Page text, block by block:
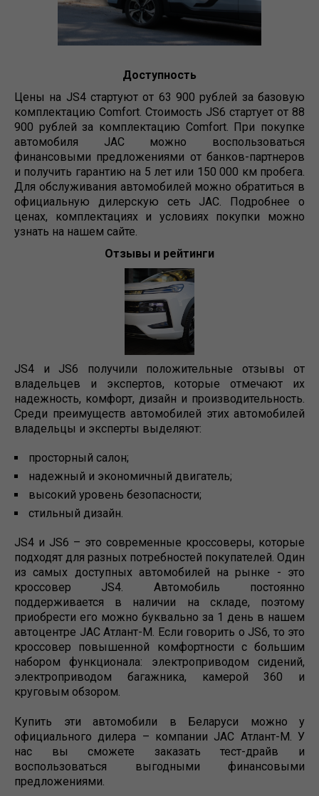
Доступность
Цены на JS4 стартуют от 63 900 рублей за базовую
комплектацию Comfort. Стоимость JS6 стартует от 88
900 рублей за комплектацию Comfort. При покупке
автомобиля JAC можно воспользоваться
финансовыми предложениями от банков-партнеров
и получить гарантию на 5 лет или 150 000 км пробега.
Для обслуживания автомобилей можно обратиться в
официальную дилерскую сеть JAC. Подробнее о
ценах, комплектациях и условиях покупки можно
узнать на нашем сайте.
Отзывы и рейтинги
JS4 и JS6 получили положительные отзывы от
владельцев и экспертов, которые отмечают их
надежность, комфорт, дизайн и производительность.
Среди преимуществ автомобилей этих автомобилей
владельцы и эксперты выделяют:
просторный салон;
надежный и экономичный двигатель;
высокий уровень безопасности;
стильный дизайн.
JS4 и JS6 – это современные кроссоверы, которые
подходят для разных потребностей покупателей. Один
из самых доступных автомобилей на рынке - это
кроссовер JS4. Автомобиль постоянно
поддерживается в наличии на складе, поэтому
приобрести его можно буквально за 1 день в нашем
автоцентре JAC Атлант-М. Если говорить о JS6, то это
кроссовер повышенной комфортности с большим
набором функционала: электроприводом сидений,
электроприводом багажника, камерой 360 и
круговым обзором.
Купить эти автомобили в Беларуси можно у
официального дилера – компании JAC Атлант-М. У
нас вы сможете заказать тест-драйв и
воспользоваться выгодными финансовыми
предложениями.